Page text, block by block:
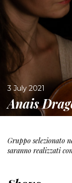
3 July 2021
Anais
Gruppo selezionato
saranno realizzati